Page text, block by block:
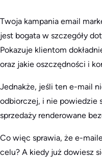
Twoja kampania email
jest bogata w szczegóły
Pokazuje klientom
oraz jakie oszczędności i
Jednakże, jeśli ten e-mail
odbiorczej, i nie powiedzie
sprzedaży renderowane
Co więc sprawia, że e-
celu? A kiedy już dowiesz